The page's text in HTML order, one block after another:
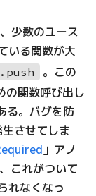
少数のユース
いる関数が大
。この
の関数呼び出し
る。バグを防
させてしま
」アノ
これがついて
れなくなっ